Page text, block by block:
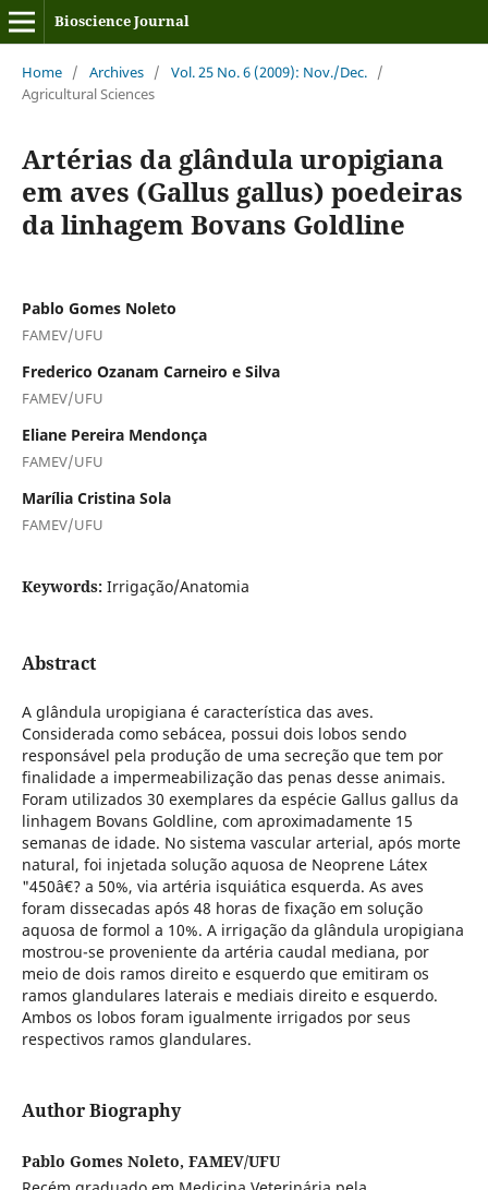
Bioscience Journal
Home / Archives / Vol. 25 No. 6 (2009): Nov./Dec. /
Agricultural Sciences
Artérias da glândula uropigiana
em aves (Gallus gallus) poedeiras
da linhagem Bovans Goldline
Pablo Gomes Noleto
FAMEV/UFU
Frederico Ozanam Carneiro e Silva
FAMEV/UFU
Eliane Pereira Mendonça
FAMEV/UFU
Marília Cristina Sola
FAMEV/UFU
Keywords: Irrigação/Anatomia
Abstract
A glândula uropigiana é característica das aves.
Considerada como sebácea, possui dois lobos sendo
responsável pela produção de uma secreção que tem por
finalidade a impermeabilização das penas desse animais.
Foram utilizados 30 exemplares da espécie Gallus gallus da
linhagem Bovans Goldline, com aproximadamente 15
semanas de idade. No sistema vascular arterial, após morte
natural, foi injetada solução aquosa de Neoprene Látex
"450â€? a 50%, via artéria isquiática esquerda. As aves
foram dissecadas após 48 horas de fixação em solução
aquosa de formol a 10%. A irrigação da glândula uropigiana
mostrou-se proveniente da artéria caudal mediana, por
meio de dois ramos direito e esquerdo que emitiram os
ramos glandulares laterais e mediais direito e esquerdo.
Ambos os lobos foram igualmente irrigados por seus
respectivos ramos glandulares.
Author Biography
Pablo Gomes Noleto, FAMEV/UFU